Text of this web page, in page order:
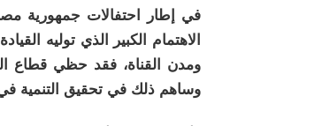
الاهتمام الكبير الذي توليه
ومدن القناة، فقد حظي قطاع
وساهم ذلك في تحقيق التنمية